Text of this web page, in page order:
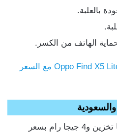
بالعلبة.
الهاتف من الكسر.
مراجعة Oppo Find X5 Lite مع السعر
الإصدار بسعة 128 جيجا تخزين و4 جيجا رام بسعر